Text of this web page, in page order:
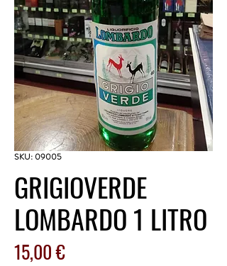
SKU: 09005
GRIGIOVERDE
LOMBARDO 1 LITRO
15,00 €Prezzo